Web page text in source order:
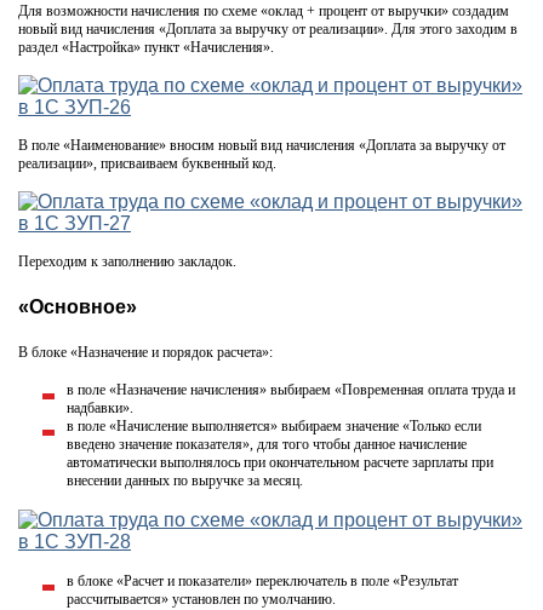
Для возможности начисления по схеме «оклад + процент от выручки» создадим
новый вид начисления «Доплата за выручку от реализации». Для этого заходим в
раздел «Настройка» пункт «Начисления».
В поле «Наименование» вносим новый вид начисления «Доплата за выручку от
реализации», присваиваем буквенный код.
Переходим к заполнению закладок.
«Основное»
В блоке «Назначение и порядок расчета»:
в поле «Назначение начисления» выбираем «Повременная оплата труда и
надбавки».
в поле «Начисление выполняется» выбираем значение «Только если
введено значение показателя», для того чтобы данное начисление
автоматически выполнялось при окончательном расчете зарплаты при
внесении данных по выручке за месяц.
в блоке «Расчет и показатели» переключатель в поле «Результат
рассчитывается» установлен по умолчанию.